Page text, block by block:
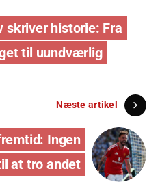
skriver historie: Fra
til uundværlig
Næste artikel
Ingen
at tro andet